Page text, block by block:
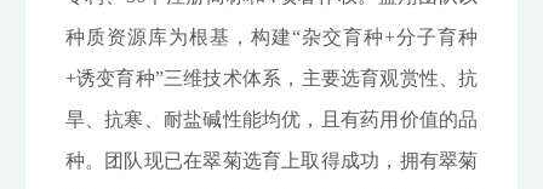
种质资源库为根基，构建“杂交育种+分子育种
+诱变育种”三维技术体系，主要选育观赏性、抗
旱、抗寒、耐盐碱性能均优，且有药用价值的品
种。团队现已在翠菊选育上取得成功，拥有翠菊